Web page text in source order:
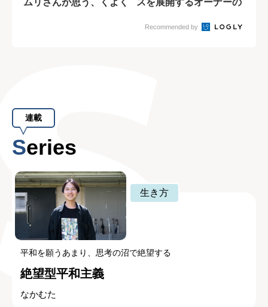
ムリさんが思う、くよく
スを展開するオーナーの
Recommended by
連載
Series
生き方
平和を願うあまり、思考の沼で絶望する
絶望型平和主義
なかむた